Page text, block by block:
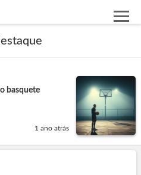
basquete
1 ano atrás